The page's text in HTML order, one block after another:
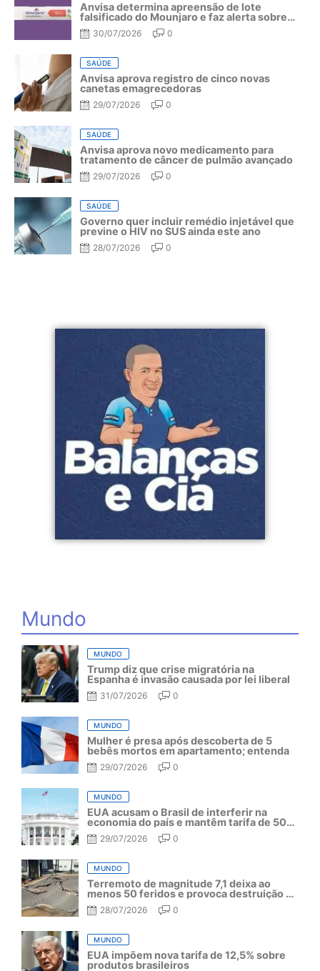
Anvisa determina apreensão de lote
falsificado do Mounjaro e faz alerta sobre
riscos do medicamento
30/07/2026 0
SAÚDE
Anvisa aprova registro de cinco novas
canetas emagrecedoras
29/07/2026 0
SAÚDE
Anvisa aprova novo medicamento para
tratamento de câncer de pulmão avançado
29/07/2026 0
SAÚDE
Governo quer incluir remédio injetável que
previne o HIV no SUS ainda este ano
28/07/2026 0
Mundo
MUNDO
Trump diz que crise migratória na
Espanha é invasão causada por lei liberal
31/07/2026 0
MUNDO
Mulher é presa após descoberta de 5
bebês mortos em apartamento; entenda
29/07/2026 0
MUNDO
EUA acusam o Brasil de interferir na
economia do país e mantêm tarifa de 50%
por mais um ano
29/07/2026 0
MUNDO
Terremoto de magnitude 7,1 deixa ao
menos 50 feridos e provoca destruição no
Japão
28/07/2026 0
MUNDO
EUA impõem nova tarifa de 12,5% sobre
produtos brasileiros